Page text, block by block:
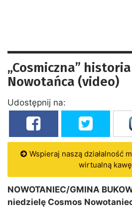
„Cosmiczna”
Nowotańca (video)
Udostępnij na:
Wspieraj naszą działalność
wirtualną
NOWOTANIEC/GMINA
niedzielę Cosmos